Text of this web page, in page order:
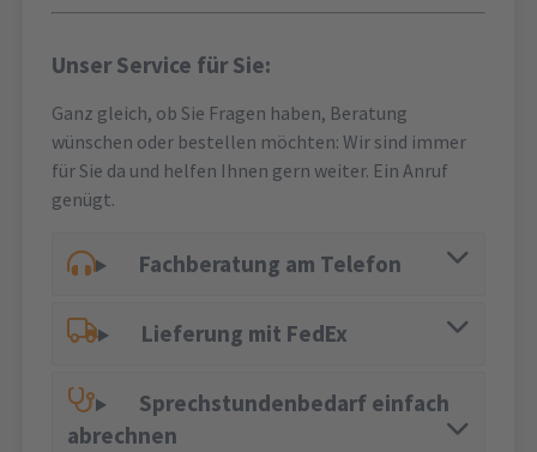
Unser Service für Sie:
Ganz gleich, ob Sie Fragen haben, Beratung
wünschen oder bestellen möchten: Wir sind immer
für Sie da und helfen Ihnen gern weiter. Ein Anruf
genügt.
Fachberatung am Telefon
Lieferung mit FedEx
Sprechstundenbedarf einfach
abrechnen